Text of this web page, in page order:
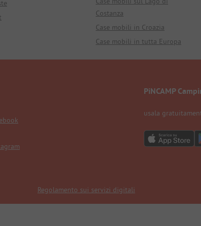
Costanza
Case mobili in Croazia
Case mobili in tutta Europa
PiNCAMP
usala
Regolamento sui servizi digitali